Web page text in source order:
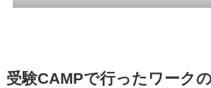
受験CAMPで行ったワーク